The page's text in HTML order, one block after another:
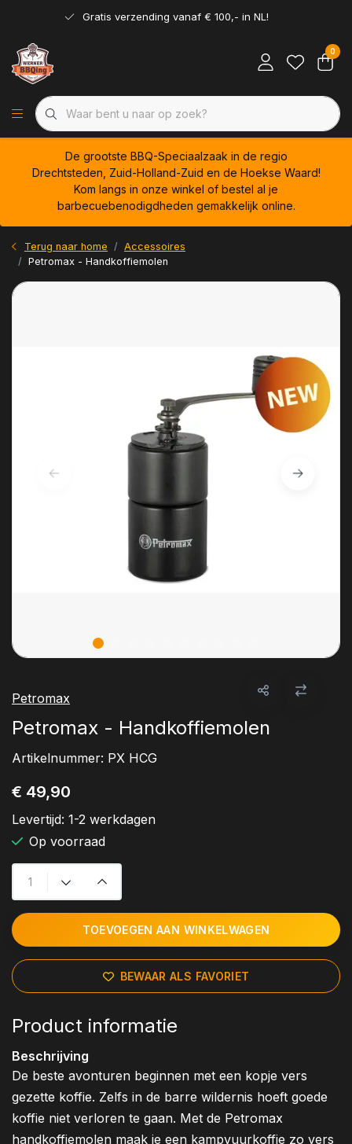
Gratis verzending vanaf € 100,- in NL!
0
De grootste BBQ-Speciaalzaak in de regio
Drechtsteden, Zuid-Holland-Zuid en de Hoekse Waard!
Kom langs in onze winkel of bestel al je
barbecuebenodigdheden gemakkelijk online.
Terug naar home
Accessoires
Petromax - Handkoffiemolen
Petromax
Petromax - Handkoffiemolen
Artikelnummer: PX HCG
€ 49,90
Levertijd: 1-2 werkdagen
Op voorraad
TOEVOEGEN AAN WINKELWAGEN
BEWAAR ALS FAVORIET
Product informatie
Beschrijving
De beste avonturen beginnen met een kopje vers
gezette koffie. Zelfs in de barre wildernis hoeft goede
koffie niet verloren te gaan. Met de Petromax
handkoffiemolen maak je een kampvuurkoffie zo vers